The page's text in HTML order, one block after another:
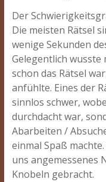
Der
Die meisten Rätsel
wenige Sekunden
Gelegentlich wusste
schon das Rätsel
anfühlte. Eines der
sinnlos schwer,
durchdacht war,
Abarbeiten /
einmal Spaß
uns angemessenes
Knobeln gebracht.